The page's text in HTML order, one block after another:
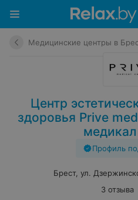
Медицинские центры в
Центр
здоровья Prive
медикал
Профиль
Брест, ул.
3 отзыва